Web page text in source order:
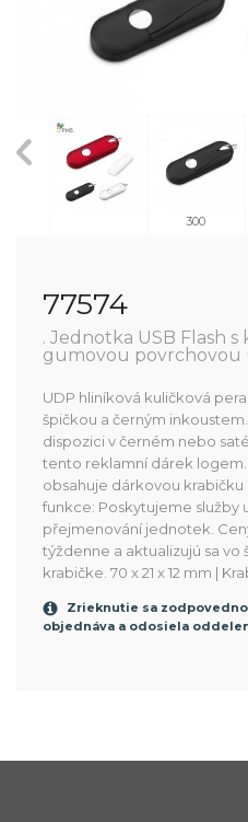
300
77574
. Jednotka USB Flash s
gumovou povrchovou
UDP hliníková kuličková
špičkou a černým
dispozici v černém nebo
tento reklamní dárek
obsahuje dárkovou
funkce: Poskytujeme služby
přejmenování jednotek.
týždenne a aktualizujú sa
krabičke. 70 x 21 x 12 mm |
Zrieknutie sa
objednáva a odosiela